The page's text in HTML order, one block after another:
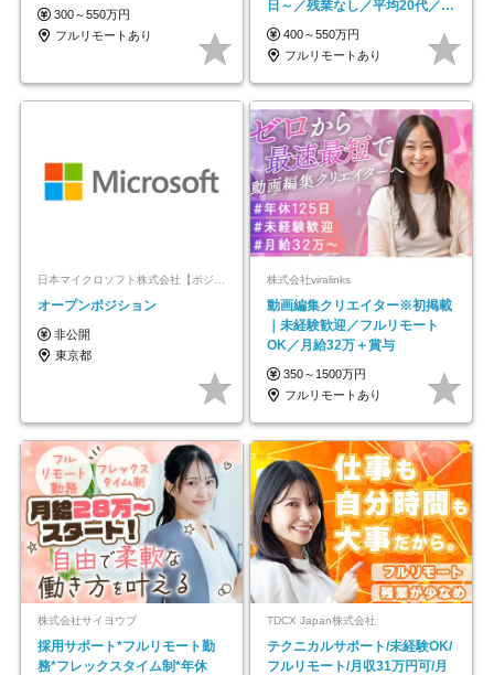
300～550万円
フルリモートあり
日～／残業なし／平均20代／リ
モートOK
400～550万円
フルリモートあり
日本マイクロソフト株式会社【ポジションマッチ登録】
オープンポジション
非公開
東京都
株式会社viralinks
動画編集クリエイター※初掲載
｜未経験歓迎／フルリモート
OK／月給32万＋賞与
350～1500万円
フルリモートあり
株式会社サイヨウブ
採用サポート*フルリモート勤
務*フレックスタイム制*年休
TDCX Japan株式会社
テクニカルサポート/未経験OK/
フルリモート/月収31万円可/月